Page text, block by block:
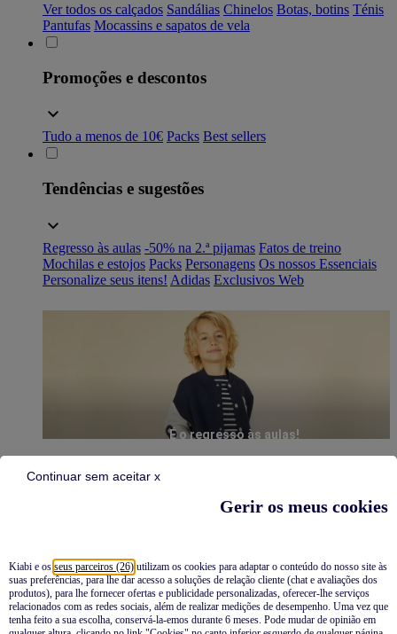
Gerir os meus cookies
Kiabi e os seus parceiros (26) utilizam os cookies para adaptar o conteúdo do nosso site às
suas preferências, para lhe dar acesso a soluções de relação cliente (chat e avaliações dos
produtos), para lhe fornecer ofertas e publicidade personalizadas, oferecer-lhe serviços
relacionados com as redes sociais, além de realizar medições de desempenho. Uma vez que
tenha feito a sua escolha, conservá-la-emos durante 6 meses. Pode mudar de opinião em
Continuar sem aceitar x
Ver todos os calçados Sandálias Chinelos Botas, botins Ténis
Pantufas Mocassins e sapatos de vela
Promoções e descontos
Tudo a menos de 10€ Packs Best sellers
Tendências e sugestões
Regresso às aulas -50% na 2.ª pijamas Fatos de treino
Mochilas e estojos Packs Personagens Os nossos Essenciais
Personalize seus itens! Adidas Exclusivos Web
É o regresso às aulas!
Pijamas
Novidades